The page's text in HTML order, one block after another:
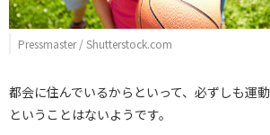
Pressmaster / Shutterstock.com
都会に住んでいるからといって、必ずしも運
ということはないようです。